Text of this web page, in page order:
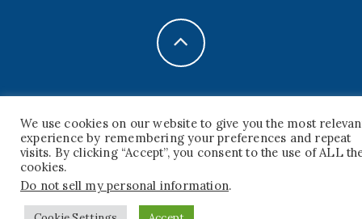
We use cookies on our website to give you the most
experience by remembering your preferences and repeat
visits. By clicking “Accept”, you consent to the use of ALL
cookies.
Do not sell my personal information.